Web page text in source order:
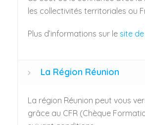
les collectivités territoriales ou
Plus d’informations sur le site de
La Région Réunion
La région Réunion peut vous
grâce au CFR (Chèque